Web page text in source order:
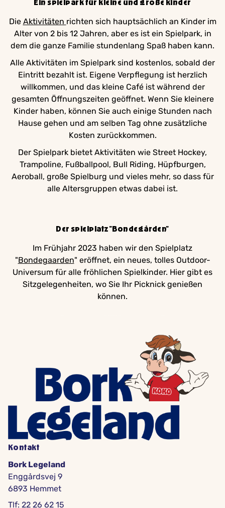
Ein spielpark für kleine und große kinder
Die Aktivitäten richten sich hauptsächlich an Kinder im
Alter von 2 bis 12 Jahren, aber es ist ein Spielpark, in
dem die ganze Familie stundenlang Spaß haben kann.
Alle Aktivitäten im Spielpark sind kostenlos, sobald der
Eintritt bezahlt ist. Eigene Verpflegung ist herzlich
willkommen, und das kleine Café ist während der
gesamten Öffnungszeiten geöffnet. Wenn Sie kleinere
Kinder haben, können Sie auch einige Stunden nach
Hause gehen und am selben Tag ohne zusätzliche
Kosten zurückkommen.
Der Spielpark bietet Aktivitäten wie Street Hockey,
Trampoline, Fußballpool, Bull Riding, Hüpfburgen,
Aeroball, große Spielburg und vieles mehr, so dass für
alle Altersgruppen etwas dabei ist.
Der spielplatz "Bondegården"
Im Frühjahr 2023 haben wir den Spielplatz
"Bondegaarden" eröffnet, ein neues, tolles Outdoor-
Universum für alle fröhlichen Spielkinder. Hier gibt es
Sitzgelegenheiten, wo Sie Ihr Picknick genießen
können.
Kontakt
Bork Legeland
Enggårdsvej 9
6893 Hemmet
Tlf: 22 26 62 15